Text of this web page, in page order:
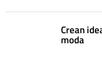
Crean
moda